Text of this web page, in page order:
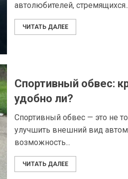
автолюбителей,
ЧИТАТЬ ДАЛЕЕ
Спортивный обвес:
удобно ли?
Спортивный обвес — это не
улучшить внешний вид
возможность...
ЧИТАТЬ ДАЛЕЕ